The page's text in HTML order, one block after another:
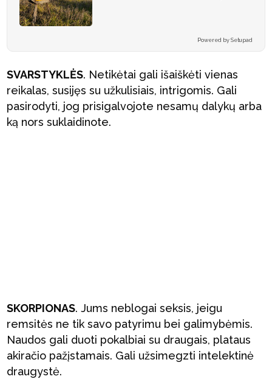
Powered by Setupad
SVARSTYKLĖS. Netikėtai gali išaiškėti vienas
reikalas, susijęs su užkulisiais, intrigomis. Gali
pasirodyti, jog prisigalvojote nesamų dalykų arba
ką nors suklaidinote.
SKORPIONAS. Jums neblogai seksis, jeigu
remsitės ne tik savo patyrimu bei galimybėmis.
Naudos gali duoti pokalbiai su draugais, plataus
akiračio pažįstamais. Gali užsimegzti intelektinė
draugystė.